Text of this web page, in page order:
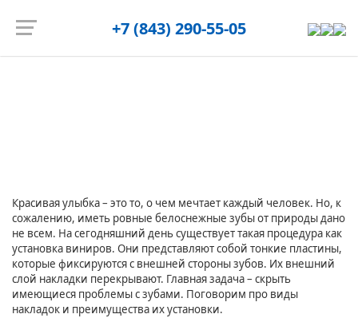
+7 (843) 290-55-05
Запись на приём
Красивая улыбка – это то, о чем мечтает каждый человек. Но, к
сожалению, иметь ровные белоснежные зубы от природы дано
не всем. На сегодняшний день существует такая процедура как
установка виниров. Они представляют собой тонкие пластины,
которые фиксируются с внешней стороны зубов. Их внешний
слой накладки перекрывают. Главная задача – скрыть
имеющиеся проблемы с зубами. Поговорим про виды
накладок и преимущества их установки.